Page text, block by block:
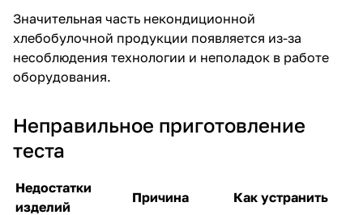
Значительная часть некондиционной
хлебобулочной продукции появляется из-за
несоблюдения технологии и неполадок в работе
оборудования.
Неправильное приготовление
теста
Недостатки
изделий
Причина Как устранить